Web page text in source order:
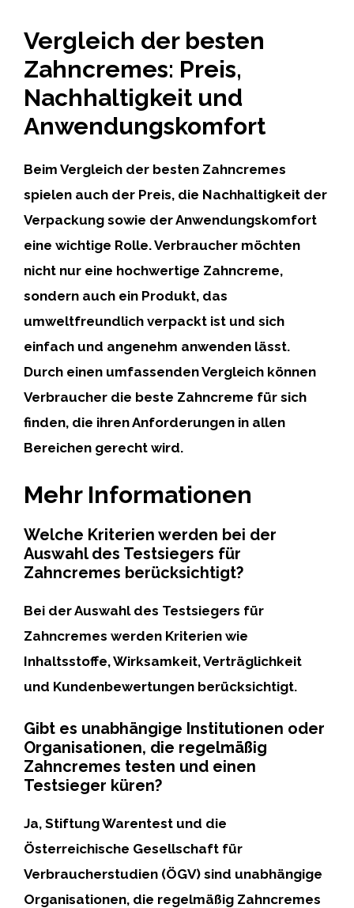
Vergleich der besten
Zahncremes: Preis,
Nachhaltigkeit und
Anwendungskomfort
Beim Vergleich der besten Zahncremes
spielen auch der Preis, die Nachhaltigkeit der
Verpackung sowie der Anwendungskomfort
eine wichtige Rolle.Verbraucher möchten
nicht nur eine hochwertige Zahncreme,
sondern auch ein Produkt, das
umweltfreundlich verpackt ist und sich
einfach und angenehm anwenden lässt.
Durch einen umfassenden Vergleich können
Verbraucher die beste Zahncreme für sich
finden, die ihren Anforderungen in allen
Bereichen gerecht wird.
Mehr Informationen
Welche Kriterien werden bei der
Auswahl des Testsiegers für
Zahncremes berücksichtigt?
Bei der Auswahl des Testsiegers für
Zahncremes werden Kriterien wie
Inhaltsstoffe, Wirksamkeit, Verträglichkeit
und Kundenbewertungen berücksichtigt.
Gibt es unabhängige Institutionen oder
Organisationen, die regelmäßig
Zahncremes testen und einen
Testsieger küren?
Ja, Stiftung Warentest und die
Österreichische Gesellschaft für
Verbraucherstudien (ÖGV) sind unabhängige
Organisationen, die regelmäßig Zahncremes